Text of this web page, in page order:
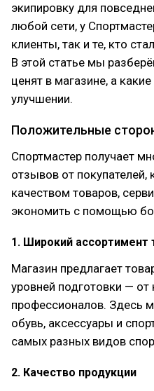
экипировку для
любой сети, у
клиенты, так и те, кто
В этой статье мы
ценят в магазине, а
улучшении.
Положительные
Спортмастер получает
отзывов от
качеством товаров,
экономить с помощью
1. Широкий ассортимент
Магазин предлагает
уровней подготовки — от
профессионалов. Здесь
обувь, аксессуары и
самых разных видов
2. Качество продукции